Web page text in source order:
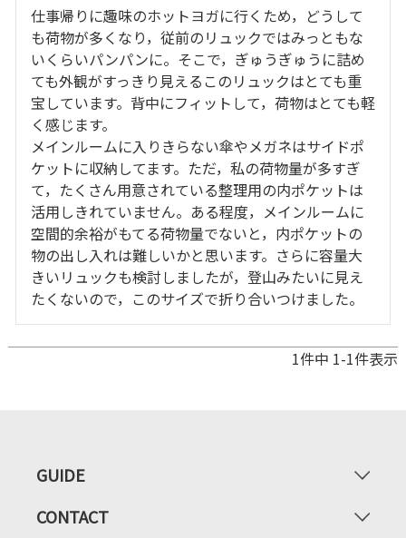
仕事帰りに趣味のホットヨガに行くため，どうして
も荷物が多くなり，従前のリュックではみっともな
いくらいパンパンに。そこで，ぎゅうぎゅうに詰め
ても外観がすっきり見えるこのリュックはとても重
宝しています。背中にフィットして，荷物はとても軽
く感じます。
メインルームに入りきらない傘やメガネはサイドポ
ケットに収納してます。ただ，私の荷物量が多すぎ
て，たくさん用意されている整理用の内ポケットは
活用しきれていません。ある程度，メインルームに
空間的余裕がもてる荷物量でないと，内ポケットの
物の出し入れは難しいかと思います。さらに容量大
きいリュックも検討しましたが，登山みたいに見え
たくないので，このサイズで折り合いつけました。
1件中 1-1件表示
GUIDE
CONTACT